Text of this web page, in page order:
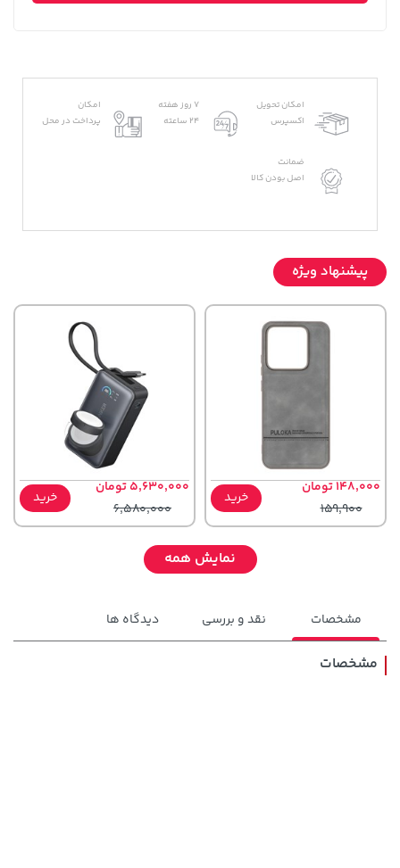
امکان تحویل
اکسپرس
7 روز هفته
24 ساعته
امکان
پرداخت در محل
ضمانت
اصل بودن کالا
پیشنهاد ویژه
148,000 تومان
159,900
خرید
5,630,000 تومان
6,580,000
خرید
نمایش همه
مشخصات نقد و بررسی دیدگاه ها
مشخصات